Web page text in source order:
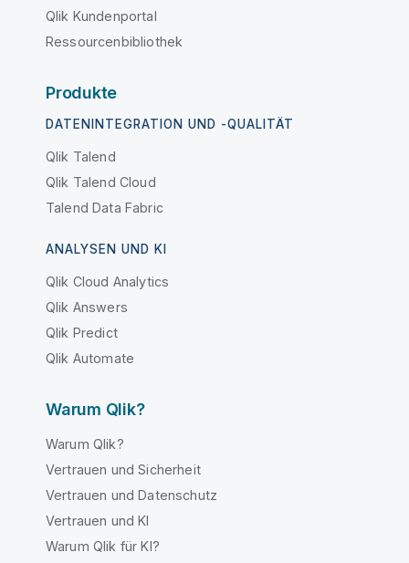
Qlik Kundenportal
Ressourcenbibliothek
Produkte
DATENINTEGRATION UND -QUALITÄT
Qlik Talend
Qlik Talend Cloud
Talend Data Fabric
ANALYSEN UND KI
Qlik Cloud Analytics
Qlik Answers
Qlik Predict
Qlik Automate
Warum Qlik?
Warum Qlik?
Vertrauen und Sicherheit
Vertrauen und Datenschutz
Vertrauen und KI
Warum Qlik für KI?